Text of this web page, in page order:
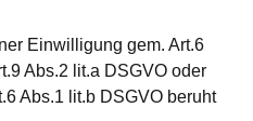
Einwilligung gem. Art.6
Abs.2 lit.a DSGVO oder
Abs.1 lit.b DSGVO beruht